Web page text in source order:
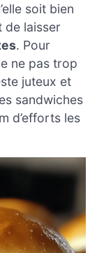
soit bien
de laisser
. Pour
ne pas trop
juteux et
sandwiches
d’efforts les